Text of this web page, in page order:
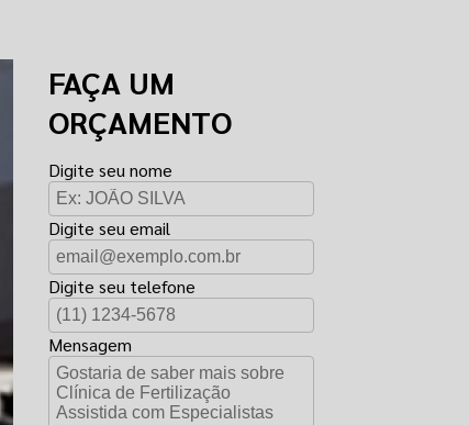
FAÇA UM
ORÇAMENTO
Digite seu nome
Digite seu email
Digite seu telefone
Mensagem